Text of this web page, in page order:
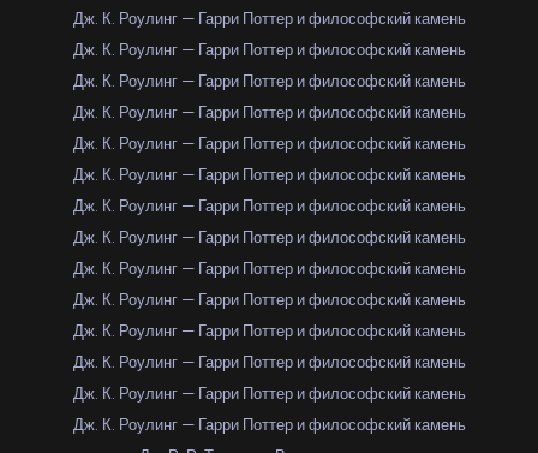
Дж. К. Роулинг — Гарри Поттер и философский камень
Дж. К. Роулинг — Гарри Поттер и философский камень
Дж. К. Роулинг — Гарри Поттер и философский камень
Дж. К. Роулинг — Гарри Поттер и философский камень
Дж. К. Роулинг — Гарри Поттер и философский камень
Дж. К. Роулинг — Гарри Поттер и философский камень
Дж. К. Роулинг — Гарри Поттер и философский камень
Дж. К. Роулинг — Гарри Поттер и философский камень
Дж. К. Роулинг — Гарри Поттер и философский камень
Дж. К. Роулинг — Гарри Поттер и философский камень
Дж. К. Роулинг — Гарри Поттер и философский камень
Дж. К. Роулинг — Гарри Поттер и философский камень
Дж. К. Роулинг — Гарри Поттер и философский камень
Дж. К. Роулинг — Гарри Поттер и философский камень